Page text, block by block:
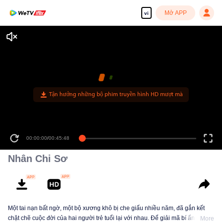
vi Mở APP
Tận hưởng những bộ phim truyền hình HD mượt mà
00:00:00/00:45:48
Nhân Chi Sơ
Một tai nạn bất ngờ, một bộ xương khô bị che giấu nhiều năm, đã gắn kết
chặt chẽ cuộc đời của hai người trẻ tuổi lại với nhau. Để giải mã bí ẩn vềMore